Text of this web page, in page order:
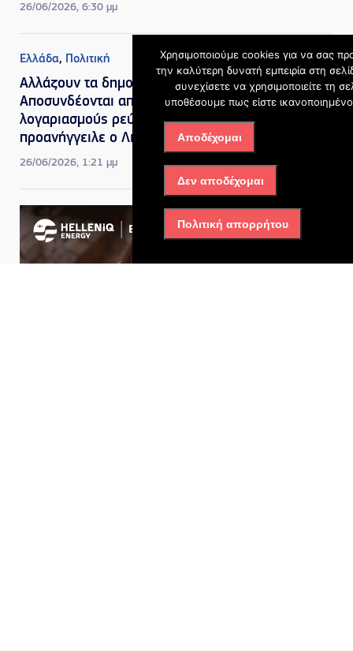
26/06/2026, 6:30 μμ
Ελλάδα, Πολιτική
Aλλάζουν τα δημοτικά τέλη:
Αποσυνδέονται από τους
λογαριασμούς ρεύματος, τι
προανήγγειλε ο Λιβάνιος
26/06/2026, 1:21 μμ
Χρησιμοποιούμε cookies για να σας
την καλύτερη δυνατή εμπειρία στη
συνεχίσετε να χρησιμοποιείτε τη
υποθέσουμε πως είστε
Αποδέχομαι
Δεν αποδέχομαι
Πολιτική απορρήτου